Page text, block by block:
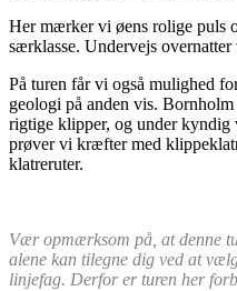
Her mærker vi øens rolige puls
særklasse. Undervejs
På turen får vi også mulighed
geologi på anden vis.
rigtige klipper, og under
prøver vi kræfter med
klatreruter.
Vær opmærksom på, at denne
alene kan tilegne dig ved at
linjefag. Derfor er turen her